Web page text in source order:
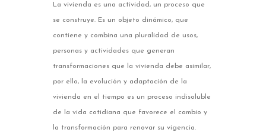
La vivienda es una actividad, un proceso que
se construye. Es un objeto dinámico, que
contiene y combina una pluralidad de usos,
personas y actividades que generan
transformaciones que la vivienda debe asimilar,
por ello, la evolución y adaptación de la
vivienda en el tiempo es un proceso indisoluble
de la vida cotidiana que favorece el cambio y
la transformación para renovar su vigencia.